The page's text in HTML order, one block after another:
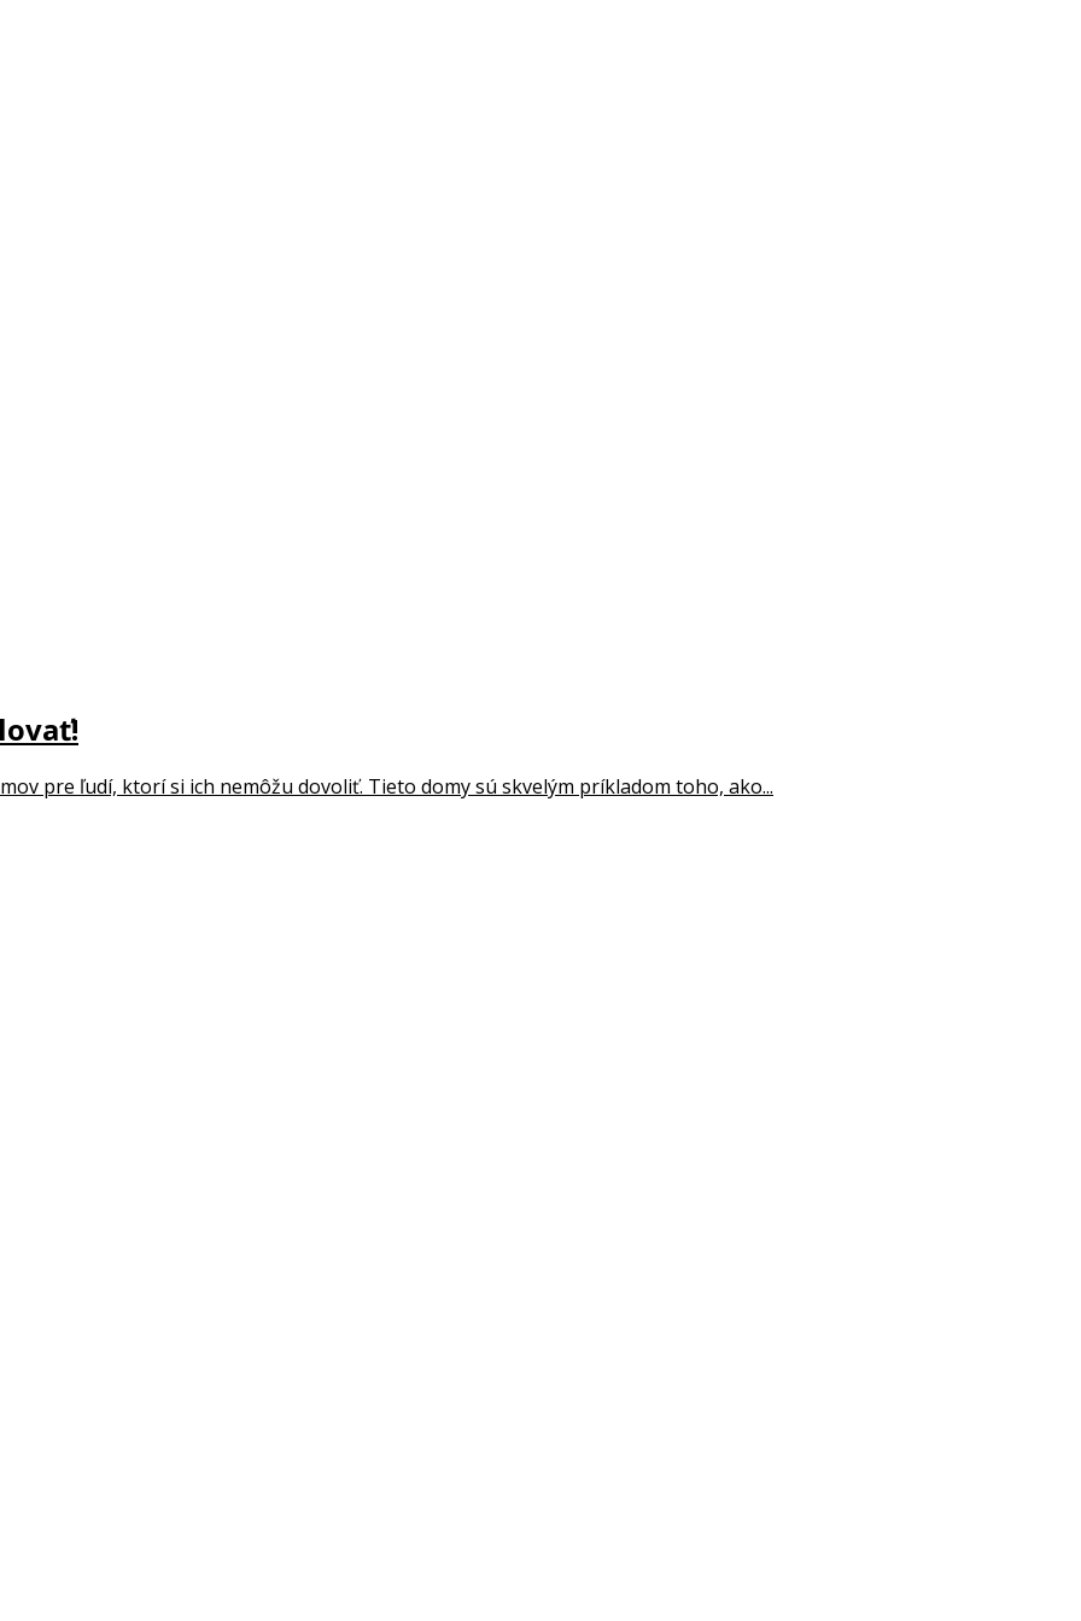
pre ľudí, ktorí si ich nemôžu dovoliť. Tieto domy sú skvelým príkladom toho, ako...